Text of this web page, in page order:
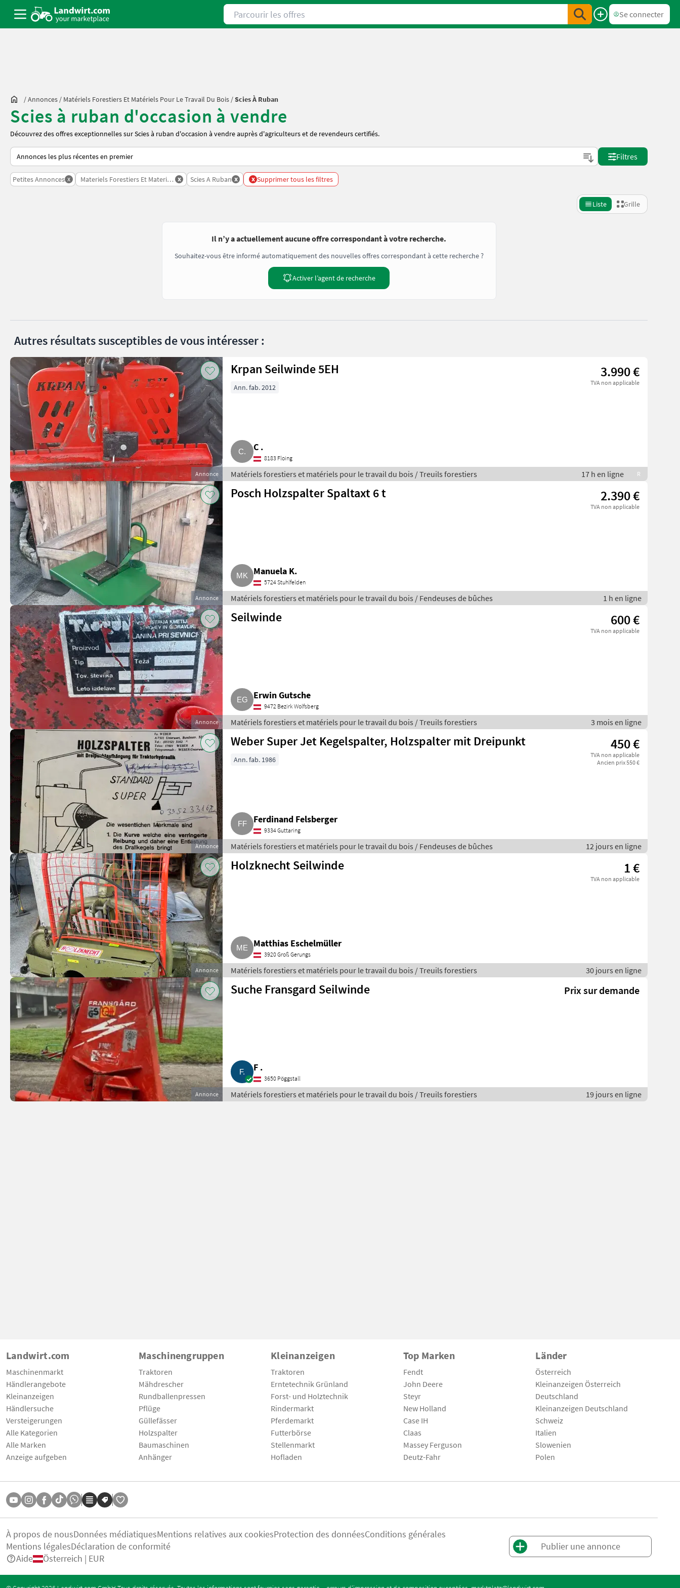
Parcourir les offres
Se connecter
/Annonces / Matériels Forestiers Et Matériels Pour Le Travail Du Bois /Scies À Ruban
Scies à ruban d'occasion à vendre
Découvrez des offres exceptionnelles sur Scies à ruban d'occasion à vendre auprès d'agriculteurs et de revendeurs certifiés.
Voici comment les annonces sont triées sur Landwirt.com
Filtres
Petites Annonces x Materiels Forestiers Et Materiels Pour Le Travail Du Bois
x Scies A Ruban x x Supprimer tous les filtres
Liste Grille
Il n’y a actuellement aucune offre correspondant à votre recherche.
Souhaitez-vous être informé automatiquement des nouvelles offres correspondant à cette recherche ?
Activer l’agent de recherche
Autres résultats susceptibles de vous intéresser :
Annonce
Krpan Seilwinde 5EH 3.990 €
TVA non applicable
Ann. fab. 2012
C .
8183 Floing
Matériels forestiers et matériels pour le travail du bois / Treuils forestiers 17 h en ligne R
Annonce
Posch Holzspalter Spaltaxt 6 t 2.390 €
TVA non applicable
Manuela K.
5724 Stuhlfelden
Matériels forestiers et matériels pour le travail du bois / Fendeuses de bûches 1 h en ligne
Annonce
Seilwinde 600 €
TVA non applicable
Erwin Gutsche
9472 Bezirk Wolfsberg
Matériels forestiers et matériels pour le travail du bois / Treuils forestiers 3 mois en ligne
Annonce
Weber Super Jet Kegelspalter, Holzspalter mit Dreipunkt 450 €
TVA non applicable
Ancien prix 550 €
Ann. fab. 1986
Ferdinand Felsberger
9334 Guttaring
Matériels forestiers et matériels pour le travail du bois / Fendeuses de bûches 12 jours en ligne
Annonce
Holzknecht Seilwinde 1 €
TVA non applicable
Matthias Eschelmüller
3920 Groß Gerungs
Matériels forestiers et matériels pour le travail du bois / Treuils forestiers 30 jours en ligne
Annonce
Suche Fransgard Seilwinde Prix sur demande
F .
3650 Pöggstall
Matériels forestiers et matériels pour le travail du bois / Treuils forestiers 19 jours en ligne
Landwirt.com
Maschinenmarkt
Händlerangebote
Kleinanzeigen
Händlersuche
Versteigerungen
Alle Kategorien
Alle Marken
Anzeige aufgeben
Maschinengruppen
Traktoren
Mähdrescher
Rundballenpressen
Pflüge
Güllefässer
Holzspalter
Baumaschinen
Anhänger
Kleinanzeigen
Traktoren
Erntetechnik Grünland
Forst- und Holztechnik
Rindermarkt
Pferdemarkt
Futterbörse
Stellenmarkt
Hofladen
Top Marken
Fendt
John Deere
Steyr
New Holland
Case IH
Claas
Massey Ferguson
Deutz-Fahr
Länder
Österreich
Kleinanzeigen Österreich
Deutschland
Kleinanzeigen Deutschland
Schweiz
Italien
Slowenien
Polen
À propos de nousDonnées médiatiquesMentions relatives aux cookiesProtection des donnéesConditions générales
Mentions légalesDéclaration de conformité
Aide
Österreich | EUR
Publier une annonce